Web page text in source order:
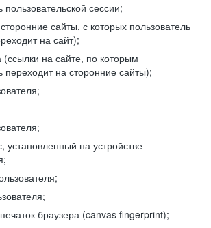
пользовательской сессии;
сайты, с которых пользователь
на сайт);
(ссылки на сайте, по которым
переходит на сторонние сайты);
установленный на устройстве
браузера (canvas fingerprint);